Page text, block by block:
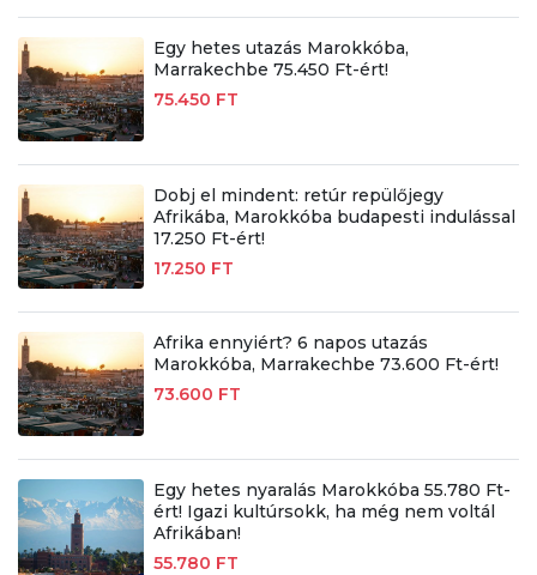
Egy hetes utazás Marokkóba,
Marrakechbe 75.450 Ft-ért!
75.450 FT
Dobj el mindent: retúr repülőjegy
Afrikába, Marokkóba budapesti indulással
17.250 Ft-ért!
17.250 FT
Afrika ennyiért? 6 napos utazás
Marokkóba, Marrakechbe 73.600 Ft-ért!
73.600 FT
Egy hetes nyaralás Marokkóba 55.780 Ft-
ért! Igazi kultúrsokk, ha még nem voltál
Afrikában!
55.780 FT